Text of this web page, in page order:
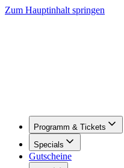
Zum Hauptinhalt springen
Programm & Tickets
Specials
Gutscheine